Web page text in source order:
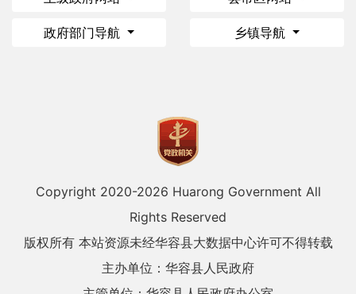
政府部门导航 乡镇导航
Copyright 2020-2026 Huarong Government All
Rights Reserved
版权所有 本站资源未经华容县大数据中心许可不得转载
主办单位：华容县人民政府